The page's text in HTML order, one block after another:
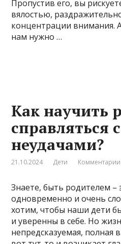
Пропустив его, вы
вялостью,
концентрации внимания.
нам нужно …
Как научить
справляться с
неудачами?
21.10.2024 Дети
Знаете, быть родителем –
одновременно и очень
хотим, чтобы наши дети
и уверенны в себе. Но
непредсказуемая, полная